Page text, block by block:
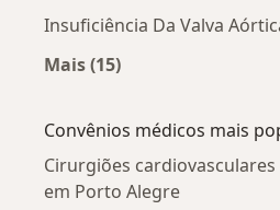
Insuficiência Da Valva
Mais (15)
Convênios médicos mais
Cirurgiões
em Porto Alegre